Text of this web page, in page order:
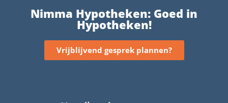
Nimma Hypotheken: Goed in
Hypotheken!
Vrijblijvend gesprek plannen?